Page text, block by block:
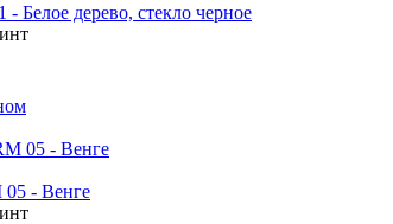
- Белое дерево, стекло черное
05 - Венге